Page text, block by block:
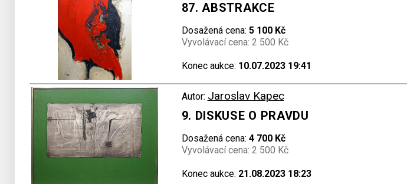
87. ABSTRAKCE
Dosažená cena: 5 100 Kč
Vyvolávací cena: 2 500 Kč
Konec aukce: 10.07.2023 19:41
Autor: Jaroslav Kapec
9. DISKUSE O PRAVDU
Dosažená cena: 4 700 Kč
Vyvolávací cena: 2 500 Kč
Konec aukce: 21.08.2023 18:23